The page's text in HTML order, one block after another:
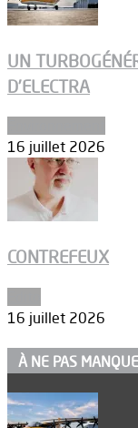
UN
D’ELECTRA
16 juillet 2026
CONTREFEUX
16 juillet 2026
À NE PAS